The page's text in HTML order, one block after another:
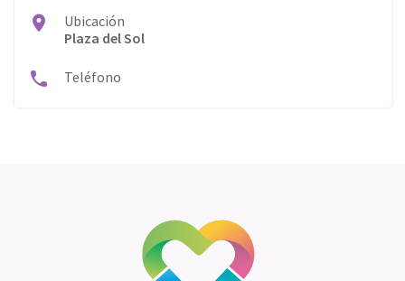
Ubicación
Plaza del Sol
Teléfono